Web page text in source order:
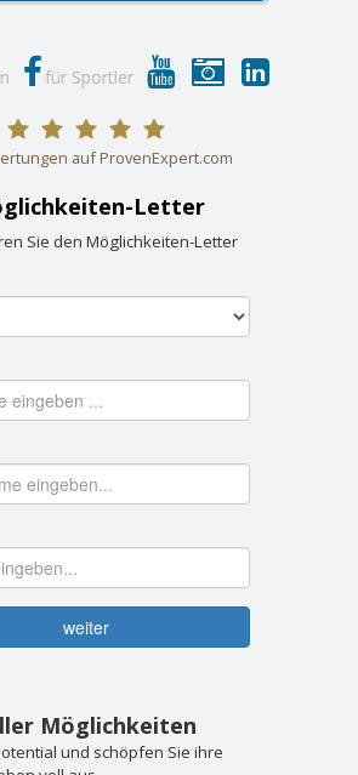
für Sportler
Clemens Maria Mohr
auf ProvenExpert.com
Letter
Sie den Möglichkeiten-Letter
Möglichkeiten
und schöpfen Sie ihre